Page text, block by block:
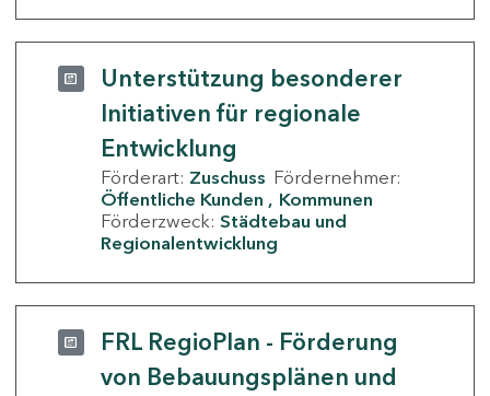
Unterstützung besonderer
Initiativen für regionale
Entwicklung
Förderart: Zuschuss Fördernehmer:
Öffentliche Kunden
Kommunen
Förderzweck: Städtebau und
Regionalentwicklung
FRL RegioPlan - Förderung
von Bebauungsplänen und